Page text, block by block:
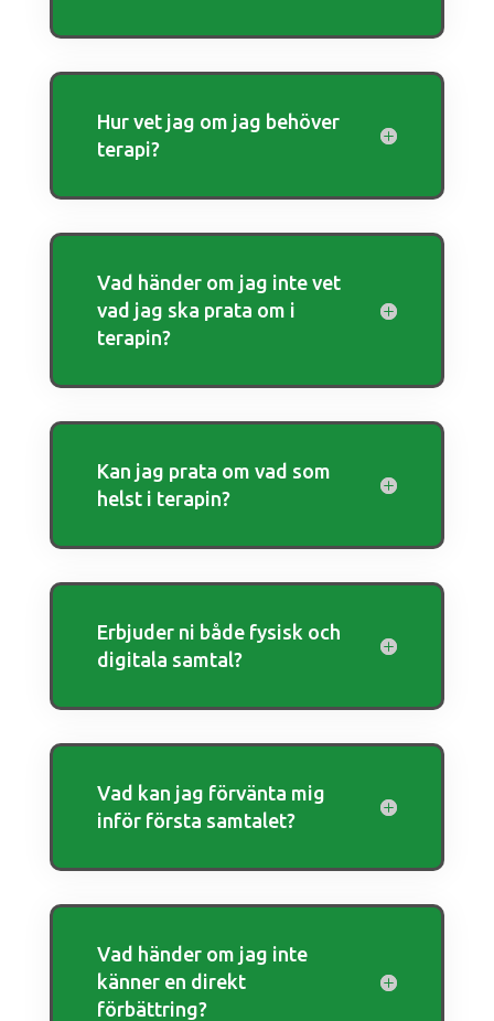
Hur vet jag om jag behöver
terapi?
Vad händer om jag inte vet
vad jag ska prata om i
terapin?
Kan jag prata om vad som
helst i terapin?
Erbjuder ni både fysisk och
digitala samtal?
Vad kan jag förvänta mig
inför första samtalet?
Vad händer om jag inte
känner en direkt
förbättring?